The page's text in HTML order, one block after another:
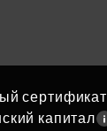
сертификат
капитал